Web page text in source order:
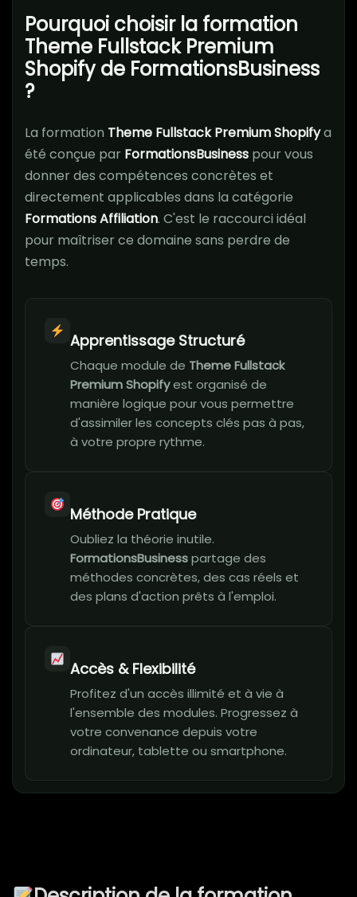
Pourquoi choisir la formation
Theme Fullstack Premium
Shopify de FormationsBusiness
?
La formation Theme Fullstack Premium Shopifya
été conçue par FormationsBusiness pour vous
donner des compétences concrètes et
directement applicables dans la catégorie
Formations Affiliation. C'est le raccourci idéal
pour maîtriser ce domaine sans perdre de
temps.
Apprentissage Structuré
Chaque module de Theme Fullstack
Premium Shopifyest organisé de
manière logique pour vous permettre
d'assimiler les concepts clés pas à pas,
à votre propre rythme.
Méthode Pratique
Oubliez la théorie inutile.
FormationsBusinesspartage des
méthodes concrètes, des cas réels et
des plans d'action prêts à l'emploi.
Accès & Flexibilité
Profitez d'un accès illimité et à vie à
l'ensemble des modules. Progressez à
votre convenance depuis votre
ordinateur, tablette ou smartphone.